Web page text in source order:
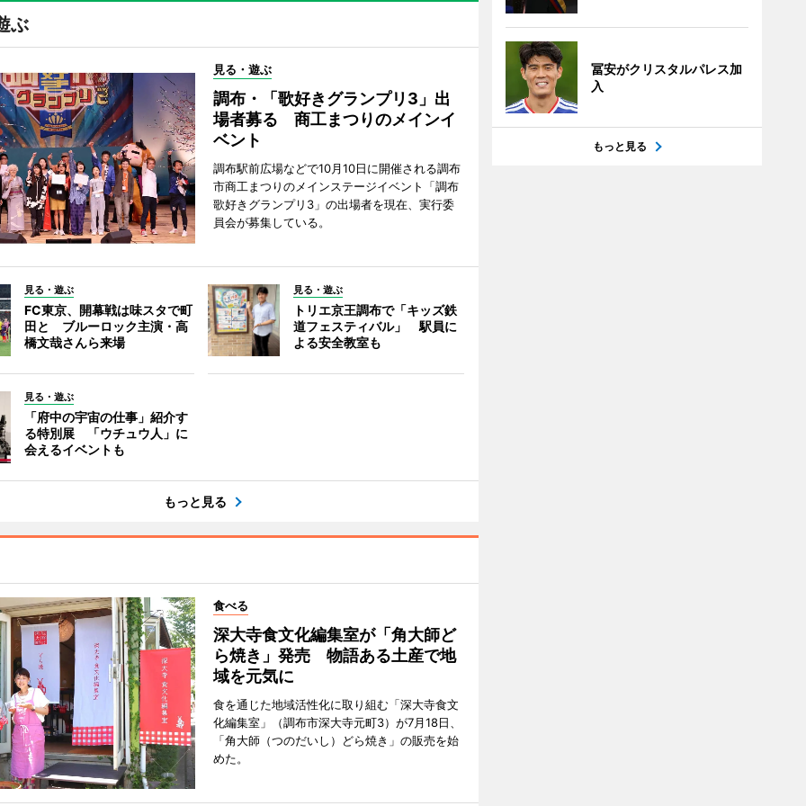
ぶ
見る・遊ぶ
調布・「歌好きグランプリ3」出
場者募る 商工まつりのメインイ
ベント
調布駅前広場などで10月10日に開催される調布
市商工まつりのメインステージイベント「調布
歌好きグランプリ3」の出場者を現在、実行委
員会が募集している。
見る・遊ぶ
FC東京、開幕戦は味スタで町
田と ブルーロック主演・高
橋文哉さんら来場
見る・遊ぶ
トリエ京王調布で「キッズ鉄
道フェスティバル」 駅員に
よる安全教室も
見る・遊ぶ
「府中の宇宙の仕事」紹介す
る特別展 「ウチュウ人」に
会えるイベントも
もっと見る
食べる
深大寺食文化編集室が「角大師ど
ら焼き」発売 物語ある土産で地
域を元気に
食を通じた地域活性化に取り組む「深大寺食文
化編集室」（調布市深大寺元町3）が7月18日、
「角大師（つのだいし）どら焼き」の販売を始
めた。
冨安がクリスタルパレス加
入
もっと見る